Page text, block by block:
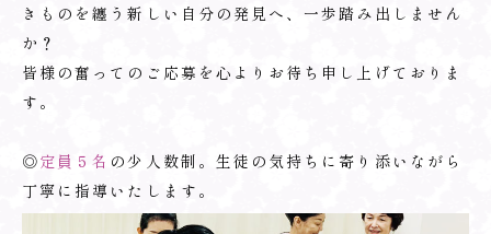
きものを纏う新しい自分の発見へ、一歩踏み出しません
か？
皆様の奮ってのご応募を心よりお待ち申し上げておりま
す。
◎定員５名 の少人数制。生徒の気持ちに寄り添いながら
丁寧に指導いたします。